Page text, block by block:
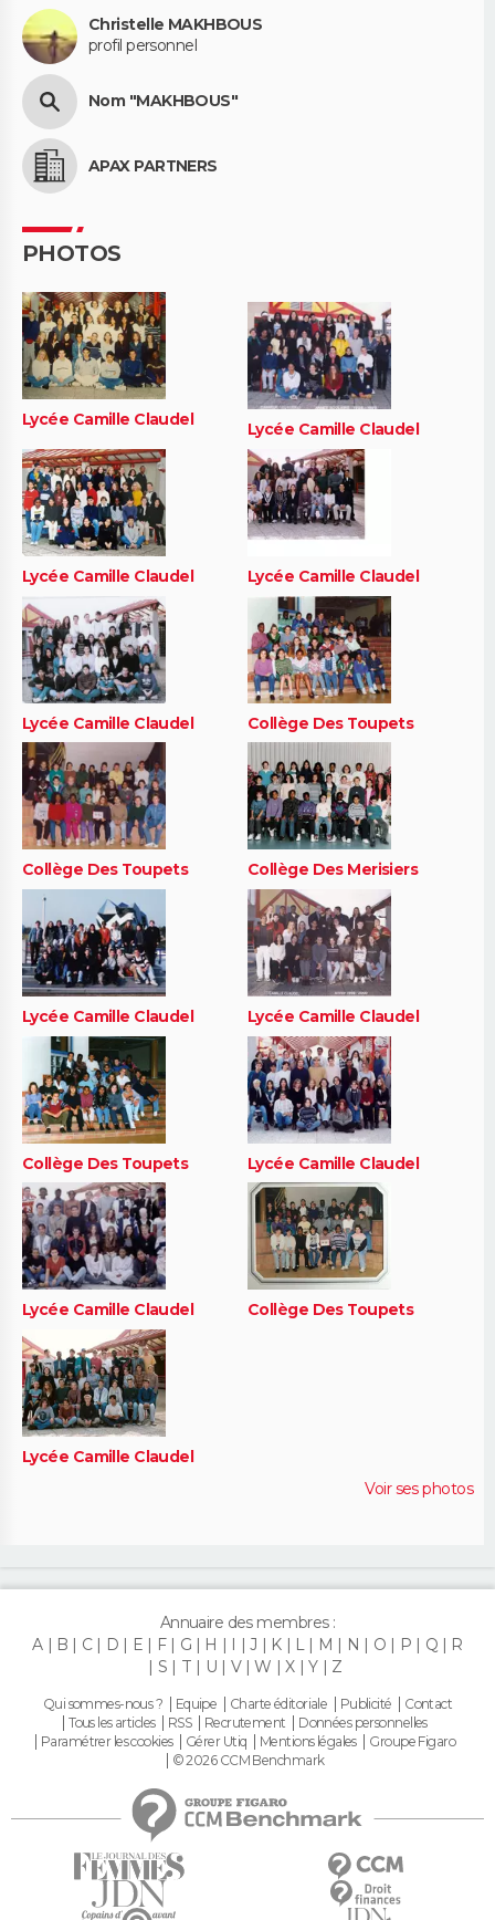
Christelle MAKHBOUS
profil personnel
Nom "MAKHBOUS"
APAX PARTNERS
PHOTOS
Lycée Camille Claudel Lycée Camille Claudel
Lycée Camille Claudel Lycée Camille Claudel
Lycée Camille Claudel Collège Des Toupets
Collège Des Toupets Collège Des Merisiers
Lycée Camille Claudel Lycée Camille Claudel
Collège Des Toupets Lycée Camille Claudel
Lycée Camille Claudel Collège Des Toupets
Lycée Camille Claudel
Voir ses photos
Annuaire des membres :
A
B C D E F G H I J K L M N O P Q
R
S
T U V W X Y Z
Qui sommes-nous ? Equipe Charte éditoriale Publicité
Contact
Tous les articles
RSS Recrutement
Données personnelles
Paramétrer les cookies
Gérer Utiq Mentions légales
Groupe Figaro
© 2026 CCM Benchmark